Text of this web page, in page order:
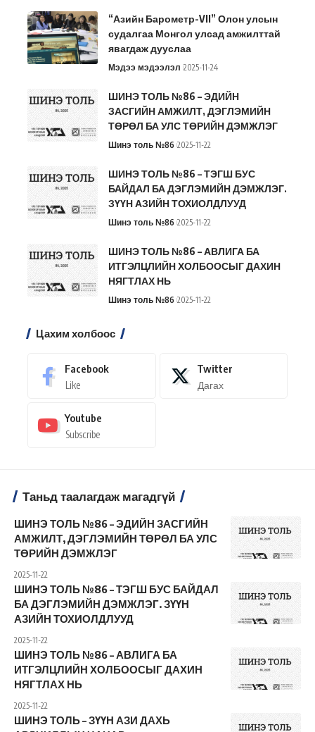
“Азийн Барометр-VII” Олон улсын
судалгаа Монгол улсад амжилттай
явагдаж дууслаа
Мэдээ мэдээлэл 2025-11-24
ШИНЭ ТОЛЬ №86 – ЭДИЙН
ЗАСГИЙН АМЖИЛТ, ДЭГЛЭМИЙН
ТӨРӨЛ БА УЛС ТӨРИЙН ДЭМЖЛЭГ
Шинэ толь №86 2025-11-22
ШИНЭ ТОЛЬ №86 – ТЭГШ БУС
БАЙДАЛ БА ДЭГЛЭМИЙН ДЭМЖЛЭГ.
ЗҮҮН АЗИЙН ТОХИОЛДЛУУД
Шинэ толь №86 2025-11-22
ШИНЭ ТОЛЬ №86 – АВЛИГА БА
ИТГЭЛЦЛИЙН ХОЛБООСЫГ ДАХИН
НЯГТЛАХ НЬ
Шинэ толь №86 2025-11-22
Цахим холбоос
Facebook
Like
Twitter
Дагах
Youtube
Subscribe
Таньд таалагдаж магадгүй
ШИНЭ ТОЛЬ №86 – ЭДИЙН ЗАСГИЙН
АМЖИЛТ, ДЭГЛЭМИЙН ТӨРӨЛ БА УЛС
ТӨРИЙН ДЭМЖЛЭГ
2025-11-22
ШИНЭ ТОЛЬ №86 – ТЭГШ БУС БАЙДАЛ
БА ДЭГЛЭМИЙН ДЭМЖЛЭГ. ЗҮҮН
АЗИЙН ТОХИОЛДЛУУД
2025-11-22
ШИНЭ ТОЛЬ №86 – АВЛИГА БА
ИТГЭЛЦЛИЙН ХОЛБООСЫГ ДАХИН
НЯГТЛАХ НЬ
2025-11-22
ШИНЭ ТОЛЬ – ЗҮҮН АЗИ ДАХЬ